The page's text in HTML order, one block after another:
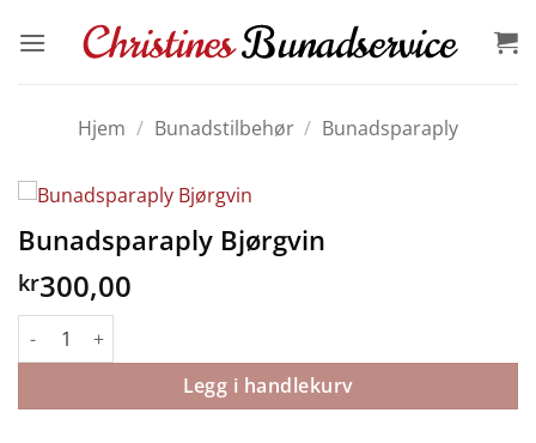
Hjem / Bunadstilbehør / Bunadsparaply
Bunadsparaply Bjørgvin
kr300,00
Bunadsparaply Bjørgvin antall
Legg i handlekurv